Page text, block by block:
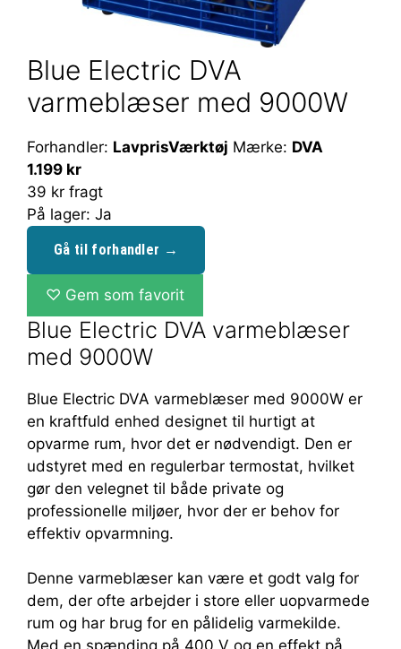
Blue Electric DVA
varmeblæser med 9000W
Forhandler: LavprisVærktøj Mærke: DVA
1.199 kr
39 kr fragt
På lager: Ja
Gå til forhandler →
♡ Gem som favorit
Blue Electric DVA varmeblæser
med 9000W
Blue Electric DVA varmeblæser med 9000W er
en kraftfuld enhed designet til hurtigt at
opvarme rum, hvor det er nødvendigt. Den er
udstyret med en regulerbar termostat, hvilket
gør den velegnet til både private og
professionelle miljøer, hvor der er behov for
effektiv opvarmning.
Denne varmeblæser kan være et godt valg for
dem, der ofte arbejder i store eller uopvarmede
rum og har brug for en pålidelig varmekilde.